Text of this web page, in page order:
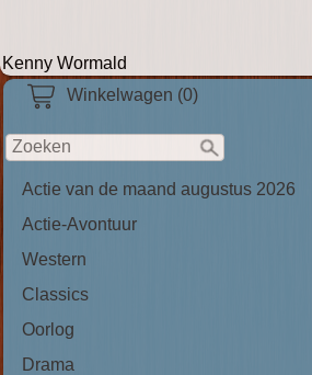
Winkelwagen (0)
Actie van de maand augustus 2026
Actie-Avontuur
Western
Classics
Oorlog
Drama
Kenny Wormald